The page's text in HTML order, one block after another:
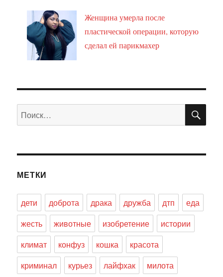
Женщина умерла после
пластической операции, которую
сделал ей парикмахер
Искать:
МЕТКИ
дети доброта драка дружба дтп
еда
жесть
животные изобретение
истории
климат
конфуз кошка
красота
криминал
курьез лайфхак
милота